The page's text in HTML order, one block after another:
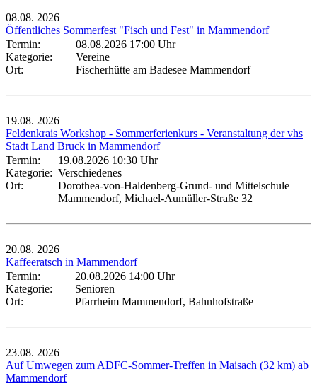
08.08. 2026
Öffentliches Sommerfest "Fisch und Fest" in Mammendorf
Termin:
08.08.2026 17:00 Uhr
Kategorie:
Vereine
Ort:
Fischerhütte am Badesee Mammendorf
19.08. 2026
Feldenkrais Workshop - Sommerferienkurs - Veranstaltung der vhs
Stadt Land Bruck in Mammendorf
Termin:
19.08.2026 10:30 Uhr
Kategorie: Verschiedenes
Ort:
Dorothea-von-Haldenberg-Grund- und Mittelschule
Mammendorf, Michael-Aumüller-Straße 32
20.08. 2026
Kaffeeratsch in Mammendorf
Termin:
20.08.2026 14:00 Uhr
Kategorie:
Senioren
Ort:
Pfarrheim Mammendorf, Bahnhofstraße
23.08. 2026
Auf Umwegen zum ADFC-Sommer-Treffen in Maisach (32 km) ab
Mammendorf